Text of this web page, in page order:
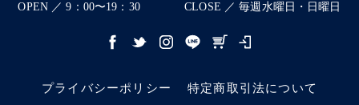
OPEN ／ 9：00〜19：30 CLOSE ／ 毎週水曜日・日曜日
プライバシーポリシー 特定商取引法について